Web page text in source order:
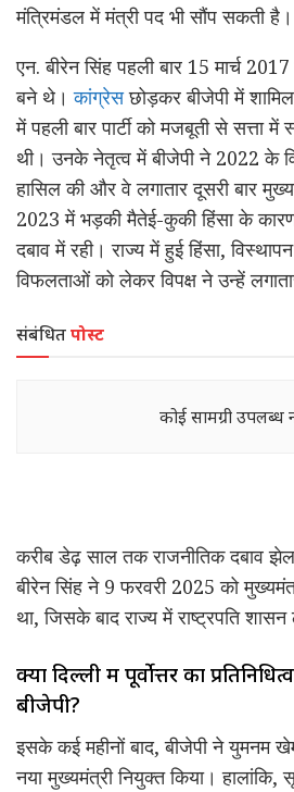
मंत्रिमंडल में मंत्री पद भी सौंप सकती है।
एन. बीरेन सिंह पहली बार 15 मार्च
बने थे।कांग्रेसछोड़कर बीजेपी में
में पहली बार पार्टी को मजबूती से सत्ता
थी। उनके नेतृत्व में बीजेपी ने 2022 के
हासिल की और वे लगातार दूसरी बार
2023 में भड़की मैतेई-कुकी हिंसा के
दबाव में रही। राज्य में हुई हिंसा,
विफलताओं को लेकर विपक्ष ने उन्हें
संबंधितपोस्ट
कोई सामग्री उपलब्ध
करीब डेढ़ साल तक राजनीतिक दबाव
बीरेन सिंह ने 9 फरवरी 2025 को
था, जिसके बाद राज्य में राष्ट्रपति शासन
क्या दिल्ली में पूर्वोत्तर का
बीजेपी?
इसके कई महीनों बाद, बीजेपी ने युमनम
नया मुख्यमंत्री नियुक्त किया। हालांकि,